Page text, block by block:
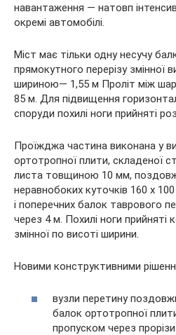
навантаження — натовп
окремі автомобілі.
Міст має тільки одну несучу
прямокутного перерізу змінної
шириною— 1,55 м Проліт між
85 м. Для підвищення
споруди похилі ноги прийняті
Проїжджа частина виконана у
ортотропної плити, складеної
листа товщиною 10 мм,
неравнобоких куточків 160 х
і поперечних балок таврового
через 4 м. Похилі ноги прийняті
змінної по висоті ширини.
Новими конструктивними
вузли перетину
балок ортотропної
пропуском через